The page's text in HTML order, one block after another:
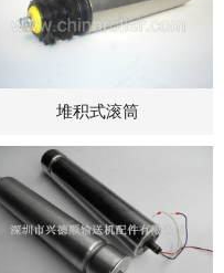
堆积式滚筒